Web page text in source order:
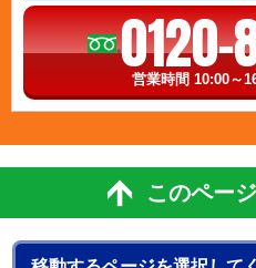
営業時間 10:00～
このペー